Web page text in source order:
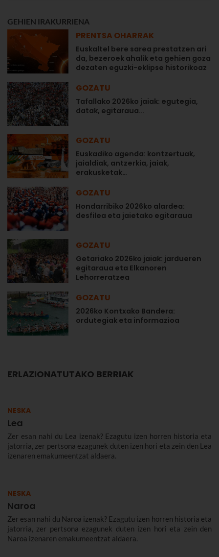
GEHIEN IRAKURRIENA
PRENTSA OHARRAK
Euskaltel bere sarea prestatzen ari
da, bezeroek ahalik eta gehien goza
dezaten eguzki-eklipse historikoaz
GOZATU
Tafallako 2026ko jaiak: egutegia,
datak, egitaraua...
GOZATU
Euskadiko agenda: kontzertuak,
jaialdiak, antzerkia, jaiak,
erakusketak…
GOZATU
Hondarribiko 2026ko alardea:
desfilea eta jaietako egitaraua
GOZATU
Getariako 2026ko jaiak: jardueren
egitaraua eta Elkanoren
Lehorreratzea
GOZATU
2026ko Kontxako Bandera:
ordutegiak eta informazioa
ERLAZIONATUTAKO BERRIAK
NESKA
Lea
Zer esan nahi du Lea izenak? Ezagutu izen horren historia eta
jatorria, zer pertsona ezagunek duten izen hori eta zein den Lea
izenaren emakumeentzat aldaera.
NESKA
Naroa
Zer esan nahi du Naroa izenak? Ezagutu izen horren historia eta
jatorria, zer pertsona ezagunek duten izen hori eta zein den
Naroa izenaren emakumeentzat aldaera.